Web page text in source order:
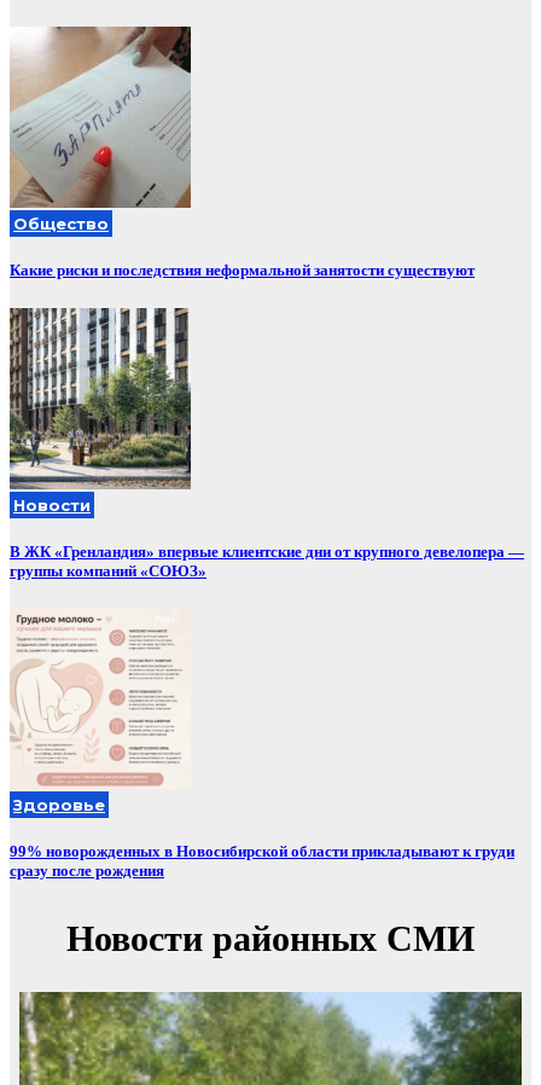
Общество
Какие риски и последствия неформальной занятости существуют
Новости
В ЖК «Гренландия» впервые клиентские дни от крупного девелопера —
группы компаний «СОЮЗ»
Здоровье
99% новорожденных в Новосибирской области прикладывают к груди
сразу после рождения